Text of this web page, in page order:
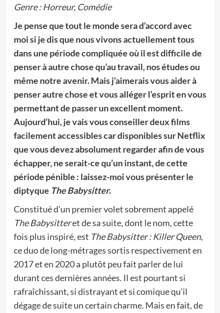
Genre : Horreur, Comédie
Je pense que tout le monde sera d’accord avec
moi si je dis que nous vivons actuellement tous
dans une période compliquée où il est difficile de
penser à autre chose qu’au travail, nos études ou
même notre avenir. Mais j’aimerais vous aider à
penser autre chose et vous alléger l’esprit en vous
permettant de passer un excellent moment.
Aujourd’hui, je vais vous conseiller deux films
facilement accessibles car disponibles sur Netflix
que vous devez absolument regarder afin de vous
échapper, ne serait-ce qu’un instant, de cette
période pénible : laissez-moi vous présenter le
diptyque The Babysitter.
Constitué d’un premier volet sobrement appelé
The Babysitteret de sa suite, dont le nom, cette
fois plus inspiré, est The Babysitter : Killer Queen,
ce duo de long-métrages sortis respectivement en
2017 et en 2020 a plutôt peu fait parler de lui
durant ces dernières années. Il est pourtant si
rafraîchissant, si distrayant et si comique qu’il
dégage de suite un certain charme. Mais en fait, de